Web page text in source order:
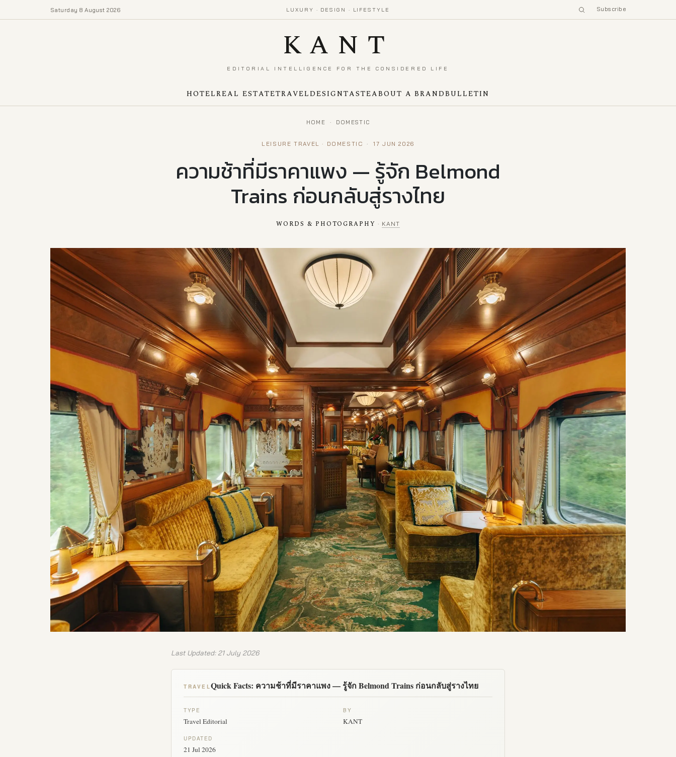
Saturday 8 August 2026 LUXURY · DESIGN · LIFESTYLE Subscribe
KANT
EDITORIAL INTELLIGENCE FOR THE CONSIDERED LIFE
HOTELREAL ESTATETRAVELDESIGNTASTEABOUT A BRANDBULLETIN
HOME · DOMESTIC
LEISURE TRAVEL · DOMESTIC · 17 JUN 2026
ความช้าที่มีราคาแพง — รู้จัก Belmond
Trains ก่อนกลับสู่รางไทย
WORDS & PHOTOGRAPHY · KANT
Last Updated: 21 July 2026
TRAVELQuick Facts: ความช้าที่มีราคาแพง — รู้จัก Belmond Trains ก่อนกลับสู่รางไทย
TYPE
Travel Editorial
BY
KANT
UPDATED
21 Jul 2026